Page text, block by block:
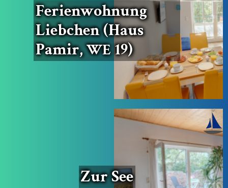
Feri­en­woh­nung
Lieb­chen (Haus
Pamir,WE19)
Zur See